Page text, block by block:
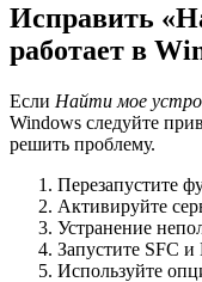
Исправить
работает в
Если Найти мое
Windows следуйте
решить проблему.
Перезапустите
Активируйте
Устранение
Запустите SFC
Используйте